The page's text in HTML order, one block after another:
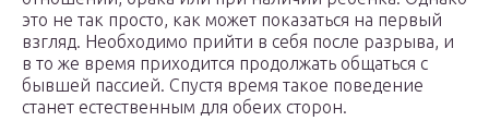
это не так просто, как может показаться на первый
взгляд. Необходимо прийти в себя после разрыва, и
в то же время приходится продолжать общаться с
бывшей пассией. Спустя время такое поведение
станет естественным для обеих сторон.